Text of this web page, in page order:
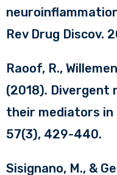
Rev Drug Discov.
Raoof, R.,
(2018). Divergent
their mediators in
57(3), 429-440.
Sisignano, M., &